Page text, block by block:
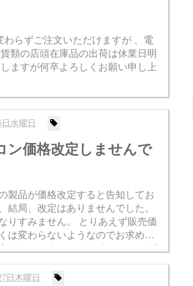
らずご注文いただけますが 、電
類の店頭在庫品の出荷は休業日明
ますが何卒よろしくお願い申し上
水曜日
ン価格改定しませんで
製品が価格改定すると告知してお
結局、改定はありませんでした。
りすみません。 とりあえず販売価
は変わらないようなのでお求めの
ぞ。 Nesting Table（ネスティング
年にマルセル・ブロイヤーに...
日木曜日